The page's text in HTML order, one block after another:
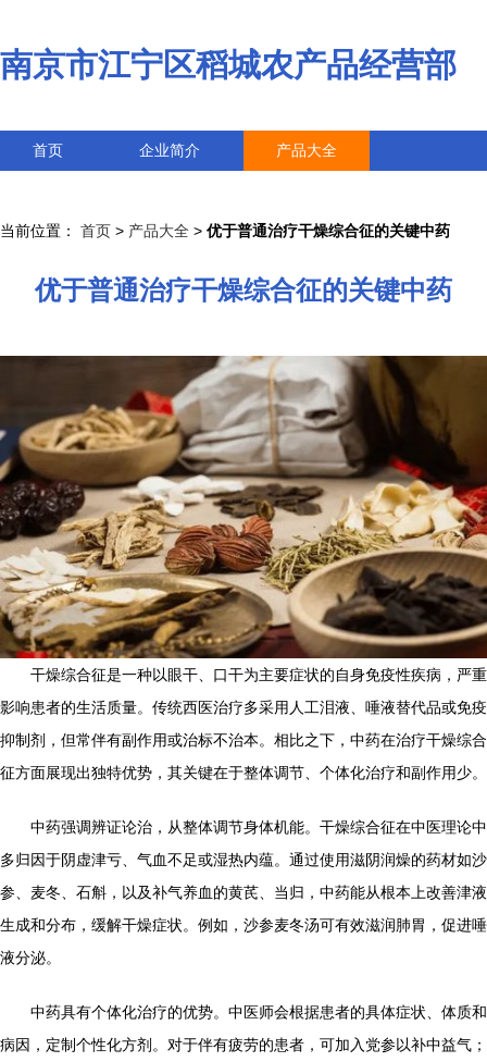
南京市江宁区稻城农产品经营部
首页 企业简介 产品大全
当前位置： 首页 > 产品大全 > 优于普通治疗干燥综合征的关键中药
优于普通治疗干燥综合征的关键中药
干燥综合征是一种以眼干、口干为主要症状的自身免疫性疾病，严重
影响患者的生活质量。传统西医治疗多采用人工泪液、唾液替代品或免疫
抑制剂，但常伴有副作用或治标不治本。相比之下，中药在治疗干燥综合
征方面展现出独特优势，其关键在于整体调节、个体化治疗和副作用少。
中药强调辨证论治，从整体调节身体机能。干燥综合征在中医理论中
多归因于阴虚津亏、气血不足或湿热内蕴。通过使用滋阴润燥的药材如沙
参、麦冬、石斛，以及补气养血的黄芪、当归，中药能从根本上改善津液
生成和分布，缓解干燥症状。例如，沙参麦冬汤可有效滋润肺胃，促进唾
液分泌。
中药具有个体化治疗的优势。中医师会根据患者的具体症状、体质和
病因，定制个性化方剂。对于伴有疲劳的患者，可加入党参以补中益气；